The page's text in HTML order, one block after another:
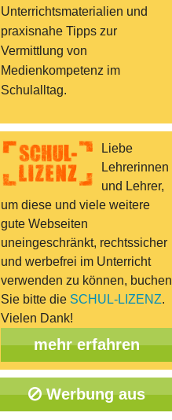
Unterrichtsmaterialien und
praxisnahe Tipps zur
Vermittlung von
Medienkompetenz im
Schulalltag.
Liebe
Lehrerinnen
und Lehrer,
um diese und viele weitere
gute Webseiten
uneingeschränkt, rechtssicher
und werbefrei im Unterricht
verwenden zu können, buchen
Sie bitte die SCHUL-LIZENZ.
Vielen Dank!
mehr erfahren
Werbung aus